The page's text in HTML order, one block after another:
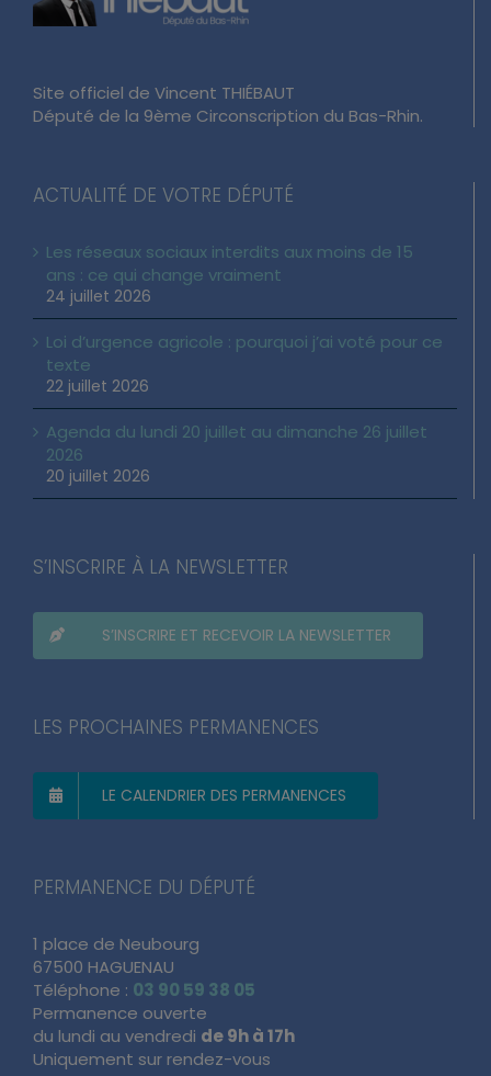
Site officiel de Vincent THIÉBAUT
Député de la 9ème Circonscription du Bas-Rhin.
Les réseaux sociaux interdits aux moins de 15
ans : ce qui change vraiment
24 juillet 2026
Loi d’urgence agricole : pourquoi j’ai voté pour ce
texte
22 juillet 2026
Agenda du lundi 20 juillet au dimanche 26 juillet
2026
20 juillet 2026
1 place de Neubourg
67500 HAGUENAU
Téléphone :03 90 59 38 05
Permanence ouverte
du lundi au vendredide 9h à 17h